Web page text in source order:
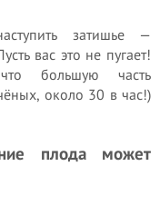
затишье —
вас это не пугает!
большую часть
около 30 в час!)
плода может